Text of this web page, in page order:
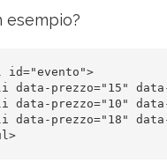
esempio?
id="evento">
data-prezzo="15" data-
data-prezzo="10" data-
data-prezzo="18" data-